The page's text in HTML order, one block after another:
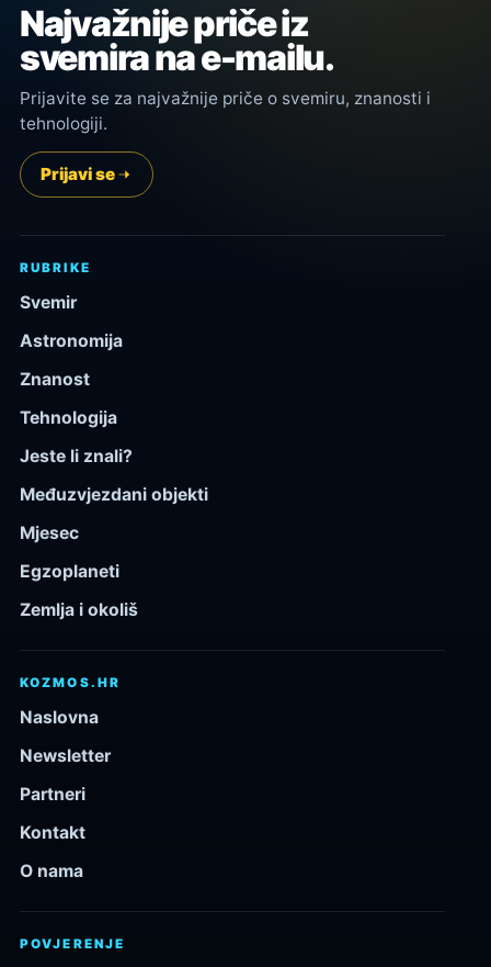
Najvažnije priče iz
svemira na e-mailu.
Prijavite se za najvažnije priče o svemiru, znanosti i
tehnologiji.
Prijavi se
RUBRIKE
Svemir
Astronomija
Znanost
Tehnologija
Jeste li znali?
Međuzvjezdani objekti
Mjesec
Egzoplaneti
Zemlja i okoliš
KOZMOS.HR
Naslovna
Newsletter
Partneri
Kontakt
O nama
POVJERENJE